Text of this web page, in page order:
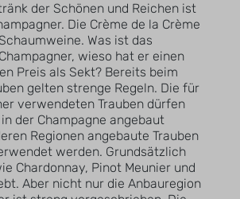
der Schönen und Reichen ist
Die Crème de la Crème
Was ist das
wieso hat er einen
Preis als Sekt? Bereits beim
gelten strenge Regeln. Die für
verwendeten Trauben dürfen
der Champagne angebaut
Regionen angebaute Trauben
werden. Grundsätzlich
Chardonnay, Pinot Meunier und
Aber nicht nur die Anbauregion